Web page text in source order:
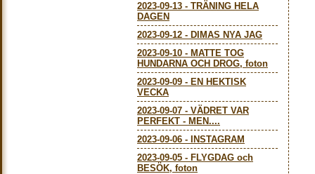
2023-09-13 - TRÄNING HELA
DAGEN
2023-09-12 - DIMAS NYA JAG
2023-09-10 - MATTE TOG
HUNDARNA OCH DROG, foton
2023-09-09 - EN HEKTISK
VECKA
2023-09-07 - VÄDRET VAR
PERFEKT - MEN....
2023-09-06 -
INSTAGRAM
2023-09-05 - FLYGDAG och
BESÖK, foton